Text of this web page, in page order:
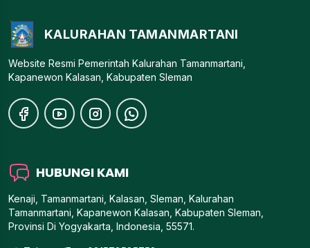
KALURAHAN TAMANMARTANI
Website Resmi Pemerintah Kalurahan Tamanmartani,
Kapanewon Kalasan, Kabupaten Sleman
HUBUNGI KAMI
Kenaji, Tamanmartani, Kalasan, Sleman, Kalurahan
Tamanmartani, Kapanewon Kalasan, Kabupaten Sleman,
Provinsi Di Yogyakarta, Indonesia, 55571.